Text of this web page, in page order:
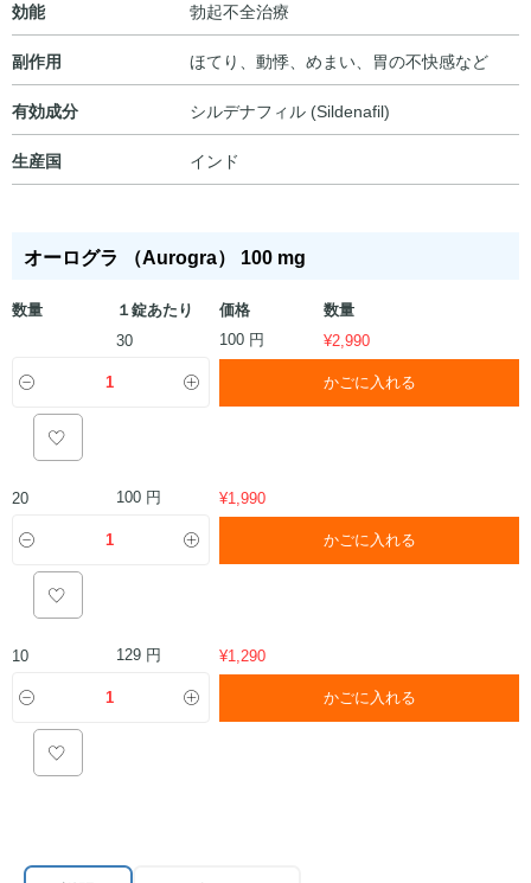
効能 勃起不全治療
副作用 ほてり、動悸、めまい、胃の不快感など
有効成分 シルデナフィル (Sildenafil)
生産国 インド
オーログラ （Aurogra） 100 mg
数量 １錠あたり 価格
数量
30
100 円 ¥2,990
かごに入れる
20 100 円 ¥1,990
かごに入れる
10 129 円 ¥1,290
かごに入れる